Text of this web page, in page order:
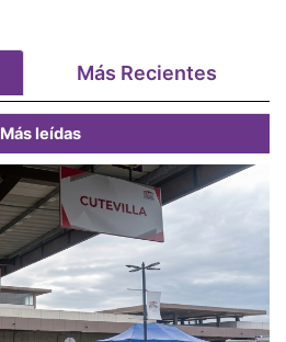
Más Recientes
Más leídas